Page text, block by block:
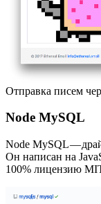
Отправка писем
Node MySQL
Node MySQL —
Он написан на
100% лицензию